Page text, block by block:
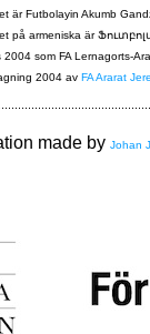
är Futbolayin Akumb
på armeniska är
2004 som FA Lernagorts-
2004 av FA Ararat
made by Johan